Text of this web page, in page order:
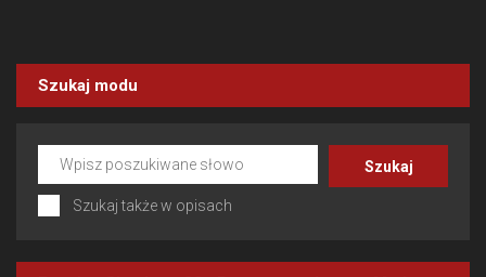
Szukaj modu
Szukaj także w opisach